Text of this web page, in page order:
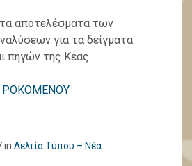
αποτελέσματα των
για τα δείγματα
πηγών της Κέας.
ΡΟΚΟΜΕΝΟΥ
in Δελτία Τύπου – Νέα